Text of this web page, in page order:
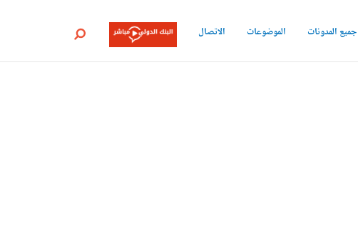
جميع المدونات الموضوعات الاتصال بحث